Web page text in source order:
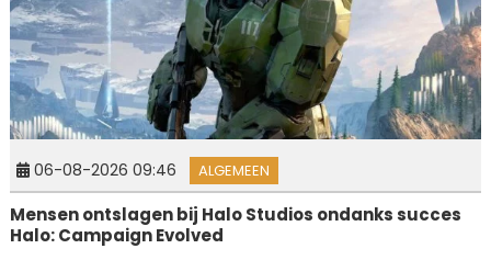
06-08-2026 09:46 ALGEMEEN
Mensen ontslagen bij Halo Studios ondanks succes
Halo: Campaign Evolved